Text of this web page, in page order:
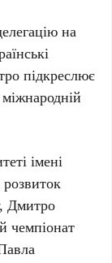
на
підкреслює
імені
, Дмитро
чемпіонат